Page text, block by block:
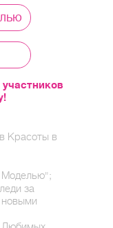
Красоты в
Моделью";
за